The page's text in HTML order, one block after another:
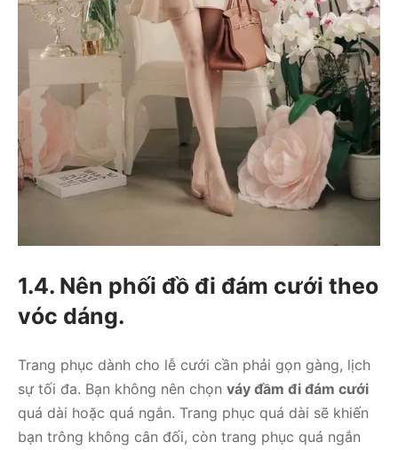
1.4. Nên phối đồ đi đám cưới theo
vóc dáng.
Trang phục dành cho lễ cưới cần phải gọn gàng, lịch
sự tối đa. Bạn không nên chọn váy đầm đi đám cưới
quá dài hoặc quá ngắn. Trang phục quá dài sẽ khiến
bạn trông không cân đối, còn trang phục quá ngắn